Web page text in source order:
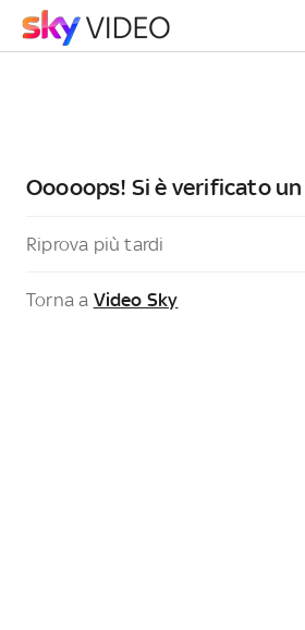
Ooooops! Si è verificato
Riprova più tardi
Torna a Video Sky